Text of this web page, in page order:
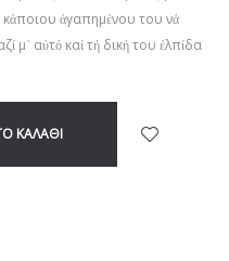
κάποιου ἀγαπημένου του νά
μ᾿ αὐτό καί τή δική του ἐλπίδα
ΚΑΛΆΘΙ